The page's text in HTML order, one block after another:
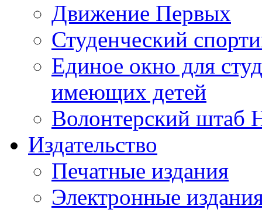
Движение Первых
Студенческий
Единое окно для
имеющих детей
Волонтерский штаб
Издательство
Печатные издания
Электронные